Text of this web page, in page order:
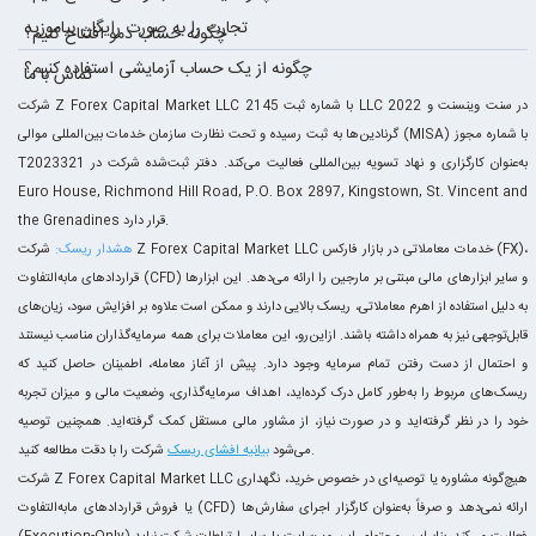
تجارت را به صورت رایگان بیاموزید
چگونه از یک حساب آزمایشی استفاده کنیم؟
چگونه حساب دمو افتتاح کنیم؟
تماس با ما
شرکت Z Forex Capital Market LLC با شماره ثبت 2145 LLC 2022 در سنت وینسنت و
گرنادین‌ها به ثبت رسیده و تحت نظارت سازمان خدمات بین‌المللی موالی (MISA) با شماره مجوز
T2023321 به‌عنوان کارگزاری و نهاد تسویه بین‌المللی فعالیت می‌کند. دفتر ثبت‌شده شرکت در
Euro House, Richmond Hill Road, P.O. Box 2897, Kingstown, St. Vincent and
the Grenadines قرار دارد.
هشدار ریسک: شرکت Z Forex Capital Market LLC خدمات معاملاتی در بازار فارکس (FX)،
قراردادهای مابه‌التفاوت (CFD) و سایر ابزارهای مالی مبتنی بر مارجین را ارائه می‌دهد. این ابزارها
به دلیل استفاده از اهرم معاملاتی، ریسک بالایی دارند و ممکن است علاوه بر افزایش سود، زیان‌های
قابل‌توجهی نیز به همراه داشته باشند. ازاین‌رو، این معاملات برای همه سرمایه‌گذاران مناسب نیستند
و احتمال از دست رفتن تمام سرمایه وجود دارد. پیش از آغاز معامله، اطمینان حاصل کنید که
ریسک‌های مربوط را به‌طور کامل درک کرده‌اید، اهداف سرمایه‌گذاری، وضعیت مالی و میزان تجربه
خود را در نظر گرفته‌اید و در صورت نیاز، از مشاور مالی مستقل کمک گرفته‌اید. همچنین توصیه
می‌شودبیانیه افشای ریسک
شرکت را با دقت مطالعه کنید.
شرکت Z Forex Capital Market LLC هیچ‌گونه مشاوره یا توصیه‌ای در خصوص خرید، نگهداری
یا فروش قراردادهای مابه‌التفاوت (CFD) ارائه نمی‌دهد و صرفاً به‌عنوان کارگزار اجرای سفارش‌ها